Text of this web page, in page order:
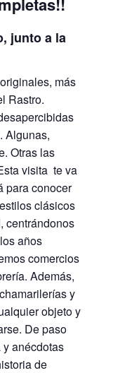
junto a la
más
Rastro.
Algunas,
Otras las
visita te va
para conocer
clásicos
centrándonos
años
comercios
Además,
y
objeto y
De paso
anécdotas
de